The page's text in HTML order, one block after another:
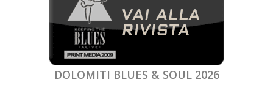
DOLOMITI BLUES & SOUL 2026